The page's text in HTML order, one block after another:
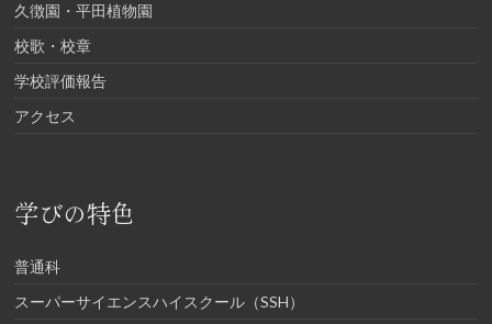
久徴園・平田植物園
校歌・校章
学校評価報告
アクセス
学びの特色
普通科
スーパーサイエンスハイスクール（SSH）